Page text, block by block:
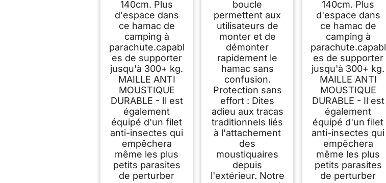
140cm. Plus
d'espace dans
ce hamac de
camping à
parachute.capabl
es de supporter
jusqu'à 300+ kg.
MAILLE ANTI
MOUSTIQUE
DURABLE - Il est
également
équipé d'un filet
anti-insectes qui
empêchera
même les plus
petits parasites
de perturber
boucle
permettent aux
utilisateurs de
monter et de
démonter
rapidement le
hamac sans
confusion.
Protection sans
effort : Dites
adieu aux tracas
traditionnels liés
à l'attachement
des
moustiquaires
depuis
l'extérieur. Notre
140cm. Plus
d'espace dans
ce hamac de
camping à
parachute.capabl
es de supporter
jusqu'à 300+ kg.
MAILLE ANTI
MOUSTIQUE
DURABLE - Il est
également
équipé d'un filet
anti-insectes qui
empêchera
même les plus
petits parasites
de perturber